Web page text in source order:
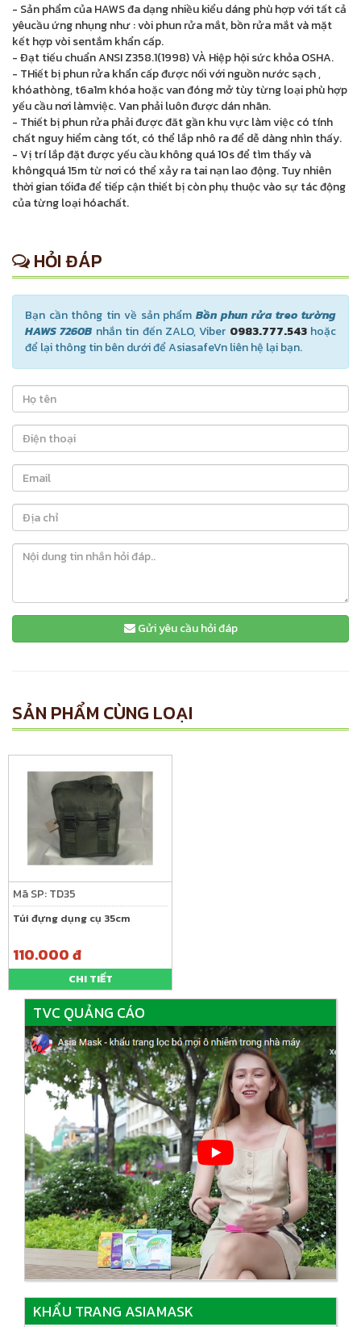
- Sản phẩm của HAWS đa dạng nhiều kiểu dáng phù hợp với tất cả
yêucầu ứng nhụng như : vòi phun rửa mắt, bồn rửa mắt và mặt
kết hợp vòi sentắm khẩn cấp.
- Đạt tiếu chuẩn ANSI Z358.1(1998) VÀ Hiệp hội sức khỏa OSHA.
- THiết bị phun rửa khẩn cấp được nối với nguồn nước sạch ,
khóathòng, t6a1m khóa hoặc van đóng mở tùy từng loại phù hợp
yếu cầu nơi làmviệc. Van phải luôn được dán nhãn.
- Thiết bị phun rửa phải được đăt gần khu vực làm việc có tính
chất nguy hiểm càng tốt, có thể lắp nhô ra để dễ dàng nhìn thấy.
- Vị trí lắp đặt được yếu cầu không quá 10s để tìm thấy và
khôngquá 15m từ nơi có thể xảy ra tai nạn lao động. Tuy nhiên
thời gian tốiđa để tiếp cận thiết bị còn phụ thuộc vào sự tác động
của từng loại hóachất.
HỎI ĐÁP
Bạn cần thông tin về sản phẩmBồn phun rửa treo tường
HAWS 7260B nhắn tin đến ZALO, Viber 0983.777.543hoặc
để lại thông tin bên dưới để AsiasafeVn liên hệ lại bạn.
Gửi yêu cầu hỏi đáp
SẢN PHẨM CÙNG LOẠI
Mã SP: TD35
Túi đựng dụng cụ 35cm
110.000 đ
CHI TIẾT
TVC QUẢNG CÁO
KHẨU TRANG ASIAMASK